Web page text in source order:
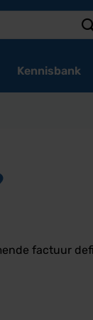
Kennisbank
factuur